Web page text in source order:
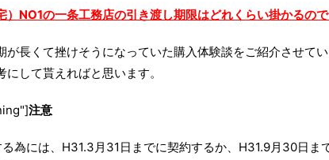
）NO1の一条工務店の引き渡し期限はどれくらい掛かるの
が長くて挫けそうになっていた購入体験談をご紹介させてい
して貰えればと思います。
注意
為には、H31.3月31日までに契約するか、H31.9月30日ま